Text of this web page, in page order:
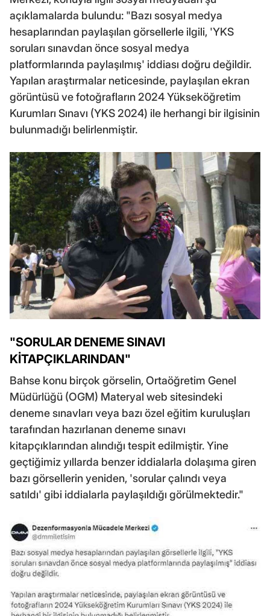
açıklamalarda bulundu: "Bazı sosyal medya
hesaplarından paylaşılan görsellerle ilgili, 'YKS
soruları sınavdan önce sosyal medya
platformlarında paylaşılmış' iddiası doğru değildir.
Yapılan araştırmalar neticesinde, paylaşılan ekran
görüntüsü ve fotoğrafların 2024 Yükseköğretim
Kurumları Sınavı (YKS 2024) ile herhangi bir ilgisinin
bulunmadığı belirlenmiştir.
"SORULAR DENEME SINAVI
KİTAPÇIKLARINDAN"
Bahse konu birçok görselin, Ortaöğretim Genel
Müdürlüğü (OGM) Materyal web sitesindeki
deneme sınavları veya bazı özel eğitim kuruluşları
tarafından hazırlanan deneme sınavı
kitapçıklarından alındığı tespit edilmiştir. Yine
geçtiğimiz yıllarda benzer iddialarla dolaşıma giren
bazı görsellerin yeniden, 'sorular çalındı veya
satıldı' gibi iddialarla paylaşıldığı görülmektedir."